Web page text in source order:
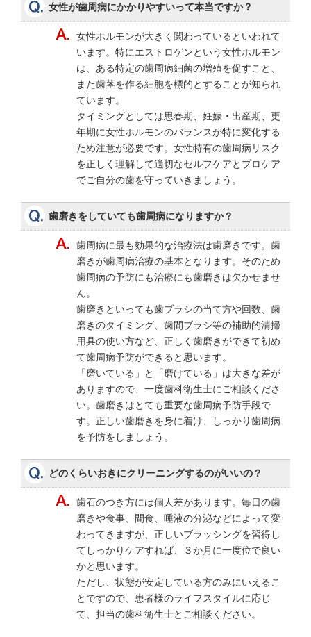
女性が歯周病にかかりやすいって本当ですか？
女性ホルモンが大きく関わっているといわれて
います。特にエストロゲンという女性ホルモン
は、ある特定の歯周病細菌の増殖を促すこと、
また歯茎を作る細胞を標的とすることが知られ
ています。
タイミングとしては思春期、妊娠・出産期、更
年期に女性ホルモンのバランスが特に変化する
ため注意が必要です。女性特有の歯周病リスク
を正しく理解して適切なセルフケアとプロケア
でご自分の歯を守っていきましょう。
歯磨きをしていても歯周病になりますか？
歯周病に最も効果的な治療法は歯磨きです。歯
磨きが歯周病治療の基本となります。そのため
歯周病の予防にも治療にも歯磨きは欠かせませ
ん。
歯磨きといっても歯ブラシの当て方や回数、歯
磨きのタイミング、歯間ブラシ等の補助的清掃
用具の使い方など、正しく歯磨きができて初め
て歯周病予防ができると思います。
「磨いている」と「磨けている」は大きな差が
ありますので、一度歯科衛生士にご相談くださ
い。歯磨きはとても重要な歯周病予防手段で
す。正しい歯磨きを身に着け、しっかり歯周病
を予防をしましょう。
どのくらいおきにクリーニングするのがいいの？
歯石のつき方には個人差があります。毎日の歯
磨きや食事、間食、唾液の分泌などによって変
わってきますが、正しいブラッシングを習得し
てしっかりケアすれば、３か月に一度位で良い
かと思います。
ただし、状態が安定している方のみにいえるこ
とですので、患者様のライフスタイルに応じ
て、担当の歯科衛生士とご相談ください。